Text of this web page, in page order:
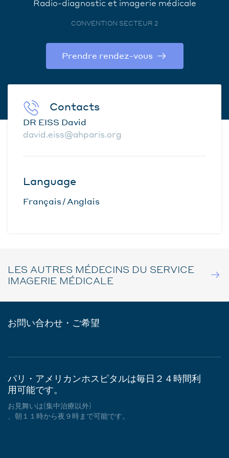
Radio-diagnostic et imagerie médicale
CONVENTION SECTEUR 2
Prendre rendez-vous
Contacts
DR EISS David
david.eiss@ahparis.org
Language
Français Anglais
LES AUTRES MÉDECINS DU SERVICE
IMAGERIE MÉDICALE
お問い合わせ・ご希望
パリ・アメリカンホスピタルは毎日２４時間利
用可能です。
お見舞いは(集中治療以外)
、朝１１時から夜９時まで可能です。